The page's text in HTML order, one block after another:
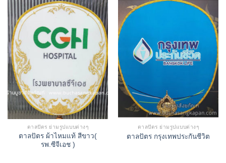
ตาลปัตร ย่ามรูปแบบต่างๆ
ตาลปัตร ผ้าไหมแท้ สีขาว(
รพ.ซีจีเอช )
ตาลปัตร ย่ามรูปแบบต่างๆ
ตาลปัตร กรุงเทพประกันชีวิต